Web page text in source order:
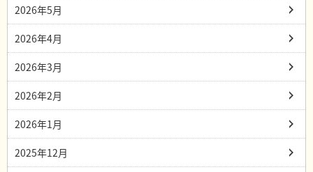
2026年5月
2026年4月
2026年3月
2026年2月
2026年1月
2025年12月